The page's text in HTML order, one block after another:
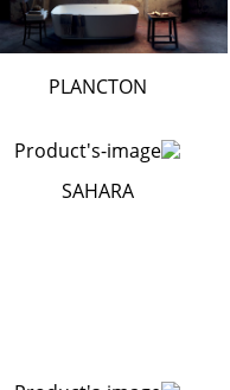
PLANCTON
SAHARA